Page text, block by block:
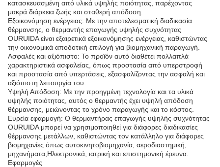
κατασκευασμένη από υλικά υψηλής ποιότητας, παρέχοντας
μακρά διάρκεια ζωής και σταθερή απόδοση.
Εξοικονόμηση ενέργειας: Με την αποτελεσματική διαδικασία
θέρμανσης, ο θερμαντής επαγωγής υψηλής συχνότητας
OURUIDA είναι εξαιρετικά εξοικονόμησης ενέργειας, καθιστώντας
την οικονομικά αποδοτική επιλογή για βιομηχανική παραγωγή.
Ασφαλές και αξιόπιστο: Το προϊόν αυτό διαθέτει πολλαπλά
χαρακτηριστικά ασφαλείας, όπως προστασία από υπερστροφή
και προστασία από υπερτάσεις, εξασφαλίζοντας την ασφαλή και
αξιόπιστη λειτουργία του.
Υψηλή Απόδοση: Με την προηγμένη τεχνολογία και τα υλικά
υψηλής ποιότητας, αυτός ο θερμαντής έχει υψηλή απόδοση
θέρμανσης, μειώνοντας το χρόνο παραγωγής και το κόστος.
Ευρεία εφαρμογή: Ο θερμαντήρας επαγωγής υψηλής συχνότητας
OURUIDA μπορεί να χρησιμοποιηθεί για διάφορες διαδικασίες
θέρμανσης μετάλλων, καθιστώντας τον κατάλληλο για διάφορες
βιομηχανίες όπως αυτοκινητοβιομηχανία, αεροδιαστημική,
μηχανήματα,Ηλεκτρονικά, ιατρική και επιστημονική έρευνα.
Εφαρμογές